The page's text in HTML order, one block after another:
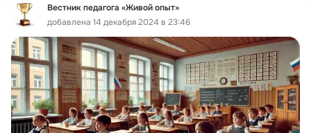
Вестник педагога «Живой опыт»
добавлена 14 декабря 2024 в 23:46